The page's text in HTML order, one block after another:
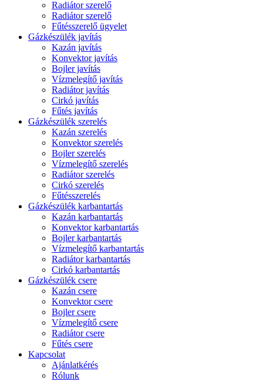
Radiátor szerelő
Radiátor szerelő
Fűtésszerelő ügyelet
Gázkészülék javítás
Kazán javítás
Konvektor javítás
Bojler javítás
Vízmelegítő javítás
Radiátor javítás
Cirkó javítás
Fűtés javítás
Gázkészülék szerelés
Kazán szerelés
Konvektor szerelés
Bojler szerelés
Vízmelegítő szerelés
Radiátor szerelés
Cirkó szerelés
Fűtésszerelés
Gázkészülék karbantartás
Kazán karbantartás
Konvektor karbantartás
Bojler karbantartás
Vízmelegítő karbantartás
Radiátor karbantartás
Cirkó karbantartás
Gázkészülék csere
Kazán csere
Konvektor csere
Bojler csere
Vízmelegítő csere
Radiátor csere
Fűtés csere
Kapcsolat
Ajánlatkérés
Rólunk